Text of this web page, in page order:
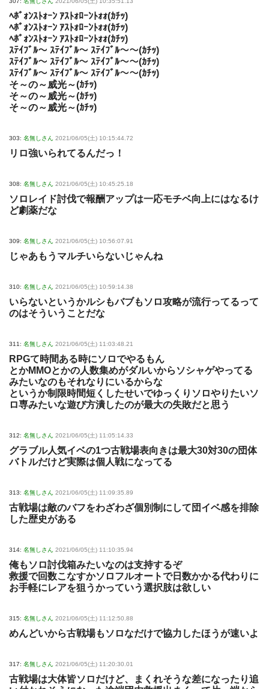
ﾍﾎﾞｫﾝｽﾄｫｰﾝ ｱｽﾄｫﾛｰﾝﾄｫｫ(ｶﾁｯ)
ﾍﾎﾞｫﾝｽﾄｫｰﾝ ｱｽﾄｫﾛｰﾝﾄｫｫ(ｶﾁｯ)
ﾍﾎﾞｫﾝｽﾄｫｰﾝ ｱｽﾄｫﾛｰﾝﾄｫｫ(ｶﾁｯ)
ｽﾃｲﾌﾞﾙ～ ｽﾃｲﾌﾞﾙ～ ｽﾃｲﾌﾞﾙ～～(ｶﾁｯ)
ｽﾃｲﾌﾞﾙ～ ｽﾃｲﾌﾞﾙ～ ｽﾃｲﾌﾞﾙ～～(ｶﾁｯ)
ｽﾃｲﾌﾞﾙ～ ｽﾃｲﾌﾞﾙ～ ｽﾃｲﾌﾞﾙ～～(ｶﾁｯ)
そ～の～威光～(ｶﾁｯ)
そ～の～威光～(ｶﾁｯ)
そ～の～威光～(ｶﾁｯ)
303: 名無しさん 2021/06/05(土) 10:15:44.72
リロ強いられてるんだっ！
308: 名無しさん 2021/06/05(土) 10:45:25.18
ソロレイド討伐で報酬アップは一応モチベ向上にはなるけ
ど劇薬だな
309: 名無しさん 2021/06/05(土) 10:56:07.91
じゃあもうマルチいらないじゃんね
310: 名無しさん 2021/06/05(土) 10:59:14.38
いらないというかルシもバブもソロ攻略が流行ってるって
のはそういうことだな
311: 名無しさん 2021/06/05(土) 11:03:48.21
RPGて時間ある時にソロでやるもん
とかMMOとかの人数集めがダルいからソシャゲやってる
みたいなのもそれなりにいるからな
というか制限時間短くしたせいでゆっくりソロやりたいソ
ロ専みたいな遊び方潰したのが最大の失敗だと思う
312: 名無しさん 2021/06/05(土) 11:05:14.33
グラブル人気イベの1つ古戦場表向きは最大30対30の団体
バトルだけど実際は個人戦になってる
313: 名無しさん 2021/06/05(土) 11:09:35.89
古戦場は敵のバフをわざわざ個別制にして団イベ感を排除
した歴史がある
314: 名無しさん 2021/06/05(土) 11:10:35.94
俺もソロ討伐箱みたいなのは支持するぞ
救援で回数こなすかソロフルオートで日数かかる代わりに
お手軽にレアを狙うかっていう選択肢は欲しい
315: 名無しさん 2021/06/05(土) 11:12:50.88
めんどいから古戦場もソロなだけで協力したほうが速いよ
317: 名無しさん 2021/06/05(土) 11:20:30.01
古戦場は大体皆ソロだけど、まくれそうな差になったり追